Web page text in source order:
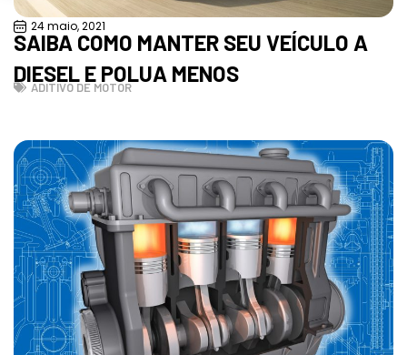
24 maio, 2021
SAIBA COMO MANTER SEU VEÍCULO A
DIESEL E POLUA MENOS
ADITIVO DE MOTOR